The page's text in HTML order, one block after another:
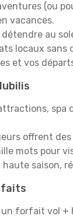
(ou
vacances.
au
locaux
et vos
spa
offrent
mots pour
haute saison,
forfait vol